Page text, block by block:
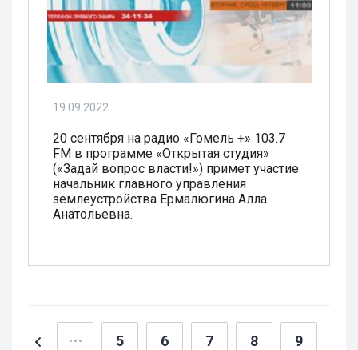
19.09.2022
20 сентября на радио «Гомель +» 103.7
FM в программе «Открытая студия»
(«Задай вопрос власти!») примет участие
начальник главного управления
землеустройства Ермалюгина Алла
Анатольевна.
5 6 7 8 9